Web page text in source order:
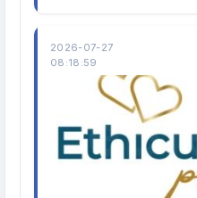
2026-07-27
08:18:59